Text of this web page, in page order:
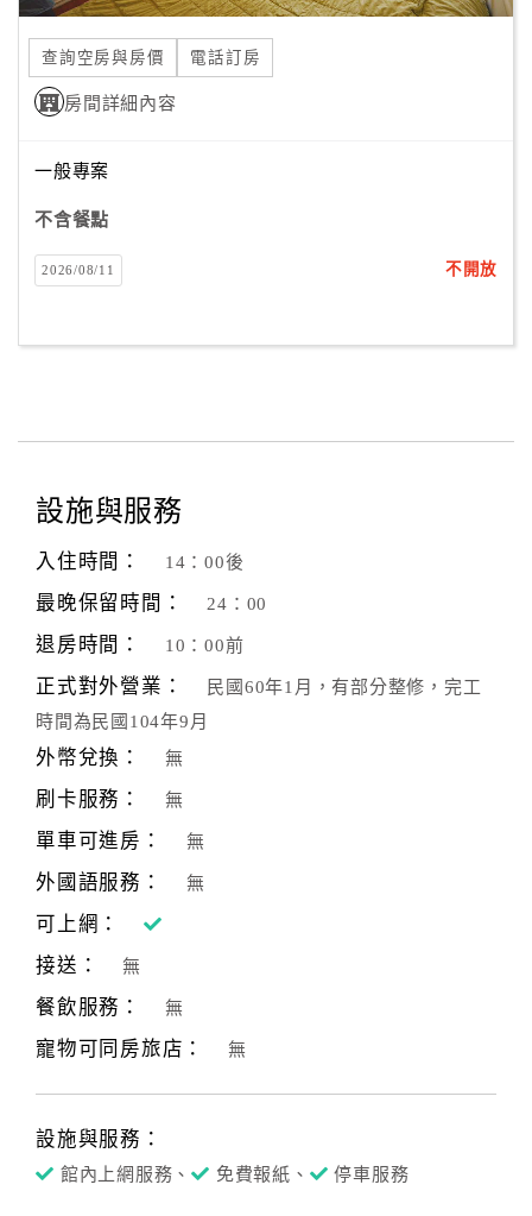
紅
利
查
訂
房
Q&A
請
款
據
作
提
案
飯
合
作
廠
作
查詢空房與房價 電話訂房
房間詳細內容
一般專案
不含餐點
2026/08/11 不開放
設施與服務
入住時間： 14：00後
最晚保留時間： 24：00
退房時間： 10：00前
正式對外營業：
民國60年1月，有部分整修，完工
時間為民國104年9月
外幣兌換： 無
刷卡服務： 無
單車可進房： 無
外國語服務： 無
可上網：
接送：
無
餐飲服務： 無
寵物可同房旅店： 無
設施與服務：
館內上網服務、 免費報紙、 停車服務